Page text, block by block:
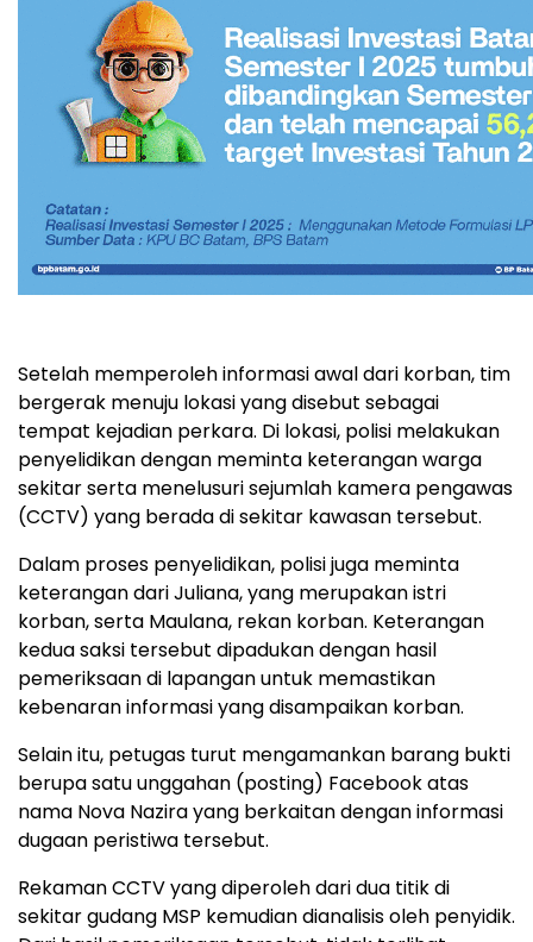
Setelah memperoleh informasi awal dari korban, tim
bergerak menuju lokasi yang disebut sebagai
tempat kejadian perkara. Di lokasi, polisi melakukan
penyelidikan dengan meminta keterangan warga
sekitar serta menelusuri sejumlah kamera pengawas
(CCTV) yang berada di sekitar kawasan tersebut.
Dalam proses penyelidikan, polisi juga meminta
keterangan dari Juliana, yang merupakan istri
korban, serta Maulana, rekan korban. Keterangan
kedua saksi tersebut dipadukan dengan hasil
pemeriksaan di lapangan untuk memastikan
kebenaran informasi yang disampaikan korban.
Selain itu, petugas turut mengamankan barang bukti
berupa satu unggahan (posting) Facebook atas
nama Nova Nazira yang berkaitan dengan informasi
dugaan peristiwa tersebut.
Rekaman CCTV yang diperoleh dari dua titik di
sekitar gudang MSP kemudian dianalisis oleh penyidik.